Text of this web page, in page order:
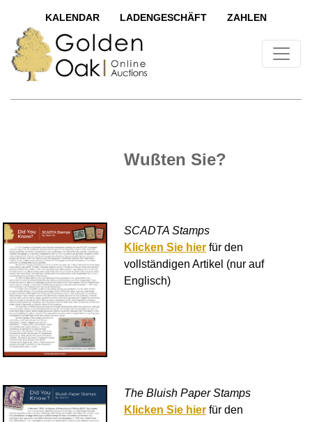
KALENDAR LADENGESCHÄFT ZAHLEN
Wußten Sie?
SCADTA Stamps
Klicken Sie hier für den
vollständigen Artikel (nur auf
Englisch)
The Bluish Paper Stamps
Klicken Sie hier für den